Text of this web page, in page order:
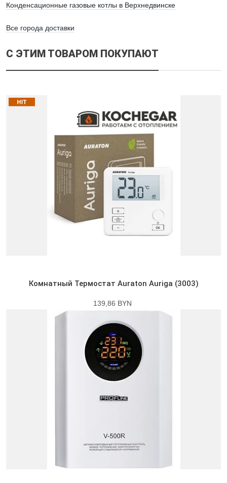
Конденсационные газовые котлы в Верхнедвинске
Все города доставки
С ЭТИМ ТОВАРОМ ПОКУПАЮТ
Комнатный Термостат Auraton Auriga (3003)
139,86 BYN